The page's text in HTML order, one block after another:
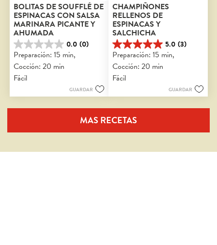
BOLITAS DE SOUFFLÉ DE
ESPINACAS CON SALSA
MARINARA PICANTE Y
AHUMADA
0.0 (0)
0.0
de
5
estrellas.
Preparación: 15 min,
Cocción: 20 min
Fácil
GUARDAR
CHAMPIÑONES
RELLENOS DE
ESPINACAS Y
SALCHICHA
5.0 (3)
5.0
de
5
estrellas.
3
Preparación: 15 min,
Cocción: 20 min
Fácil
GUARDAR
MAS RECETAS